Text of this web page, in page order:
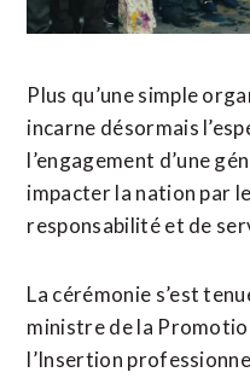
Plus qu’une simple
incarne désormais
l’engagement d’une
impacter la nation par
responsabilité et de
La cérémonie s’est
ministre de la
l’Insertion